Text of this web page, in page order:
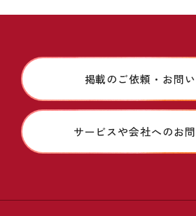
掲載のご依頼・お問
サービスや会社へのお